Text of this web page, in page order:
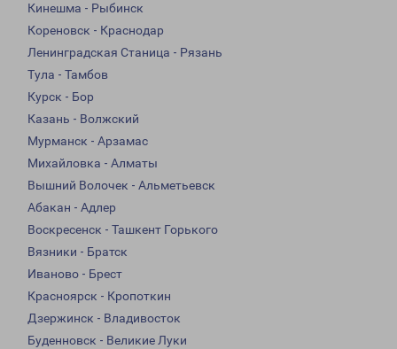
Кинешма - Рыбинск
Кореновск - Краснодар
Ленинградская Станица - Рязань
Тула - Тамбов
Курск - Бор
Казань - Волжский
Мурманск - Арзамас
Михайловка - Алматы
Вышний Волочек - Альметьевск
Абакан - Адлер
Воскресенск - Ташкент Горького
Вязники - Братск
Иваново - Брест
Красноярск - Кропоткин
Дзержинск - Владивосток
Буденновск - Великие Луки